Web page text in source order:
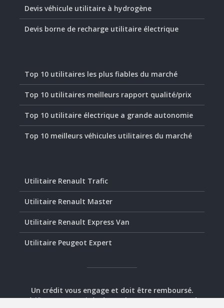
Devis véhicule utilitaire à hydrogène
Devis borne de recharge utilitaire électrique
Top 10 utilitaires les plus fiables du marché
Top 10 utilitaires meilleurs rapport qualité/prix
Top 10 utilitaire électrique a grande autonomie
Top 10 meilleurs véhicules utilitaires du marché
Utilitaire Renault Trafic
Utilitaire Renault Master
Utilitaire Renault Express Van
Utilitaire Peugeot Expert
Un crédit vous engage et doit être remboursé.
Vérifiez vos capacités de remboursement avant de